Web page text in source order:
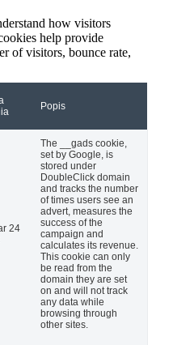
how visitors
help provide
of visitors, bounce rate,
Popis
24
The __gads cookie,
set by Google, is
stored under
DoubleClick domain
and tracks the number
of times users see an
advert, measures the
success of the
campaign and
calculates its revenue.
This cookie can only
be read from the
domain they are set
on and will not track
any data while
browsing through
other sites.